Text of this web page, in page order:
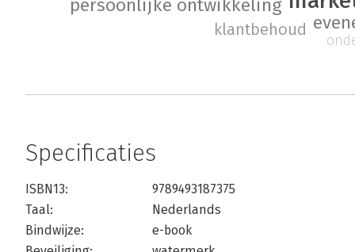
persoonlijke ontwikkeling
klantbehoud
Specificaties
ISBN13:
9789493187375
Taal:
Nederlands
Bindwijze:
e-book